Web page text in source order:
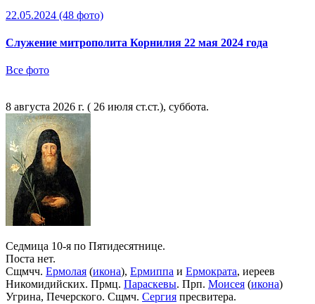
22.05.2024 (48 фото)
Служение митрополита Корнилия 22 мая 2024 года
Все фото
8 августа 2026 г. ( 26 июля ст.ст.), суббота.
Седмица 10-я по Пятидесятнице.
Поста нет.
Сщмчч. Ермолая (икона), Ермиппа и Ермократа, иереев
Никомидийских. Прмц. Параскевы. Прп. Моисея (икона)
Угрина, Печерского. Сщмч. Сергия пресвитера.